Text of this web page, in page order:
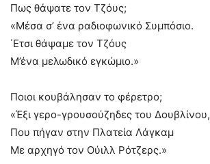
Πως θάψατε τον Τζόυς;
«Μέσα σ’ ένα ραδιοφωνικό Συμπόσιο.
΄Ετσι θάψαμε τον Τζόυς
Μ’ένα μελωδικό εγκώμιο.»
Ποιοι κουβάλησαν το φέρετρο;
«Έξι γερο-γρουσούζηδες του Δουβλίνου,
Που πήγαν στην Πλατεία Λάγκαμ
Με αρχηγό τον Ούιλλ Ρότζερς.»